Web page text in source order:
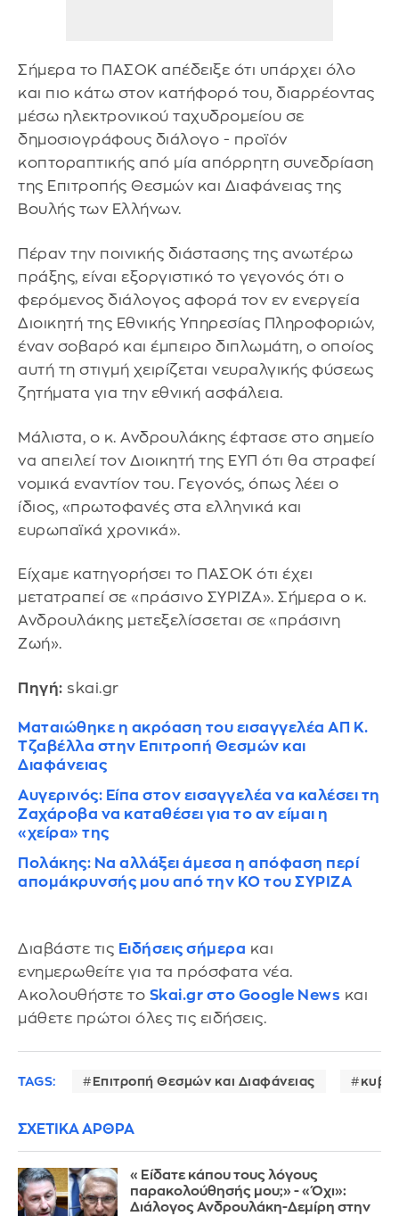
Σήμερα το ΠΑΣΟΚ απέδειξε ότι υπάρχει όλο
και πιο κάτω στον κατήφορό του, διαρρέοντας
μέσω ηλεκτρονικού ταχυδρομείου σε
δημοσιογράφους διάλογο - προϊόν
κοπτοραπτικής από μία απόρρητη συνεδρίαση
της Επιτροπής Θεσμών και Διαφάνειας της
Βουλής των Ελλήνων.
Πέραν την ποινικής διάστασης της ανωτέρω
πράξης, είναι εξοργιστικό το γεγονός ότι ο
φερόμενος διάλογος αφορά τον εν ενεργεία
Διοικητή της Εθνικής Υπηρεσίας Πληροφοριών,
έναν σοβαρό και έμπειρο διπλωμάτη, ο οποίος
αυτή τη στιγμή χειρίζεται νευραλγικής φύσεως
ζητήματα για την εθνική ασφάλεια.
Μάλιστα, ο κ. Ανδρουλάκης έφτασε στο σημείο
να απειλεί τον Διοικητή της ΕΥΠ ότι θα στραφεί
νομικά εναντίον του. Γεγονός, όπως λέει ο
ίδιος, «πρωτοφανές στα ελληνικά και
ευρωπαϊκά χρονικά».
Είχαμε κατηγορήσει το ΠΑΣΟΚ ότι έχει
μετατραπεί σε «πράσινο ΣΥΡΙΖΑ». Σήμερα ο κ.
Ανδρουλάκης μετεξελίσσεται σε «πράσινη
Ζωή».
Πηγή: skai.gr
Ματαιώθηκε η ακρόαση του εισαγγελέα ΑΠ Κ.
Τζαβέλλα στην Επιτροπή Θεσμών και
Διαφάνειας
Αυγερινός: Είπα στον εισαγγελέα να καλέσει τη
Ζαχάροβα να καταθέσει για το αν είμαι η
«χείρα» της
Πολάκης: Να αλλάξει άμεσα η απόφαση περί
απομάκρυνσής μου από την ΚΟ του ΣΥΡΙΖΑ
Διαβάστε τις Ειδήσεις σήμερα και
ενημερωθείτε για τα πρόσφατα νέα.
Ακολουθήστε το Skai.gr στο Google News και
μάθετε πρώτοι όλες τις ειδήσεις.
TAGS: Επιτροπή Θεσμών και Διαφάνειας
ΣΧΕΤΙΚΑ ΑΡΘΡΑ
«Είδατε κάπου τους λόγους
παρακολούθησής μου;» - «Όχι»:
Διάλογος Ανδρουλάκη-Δεμίρη στην